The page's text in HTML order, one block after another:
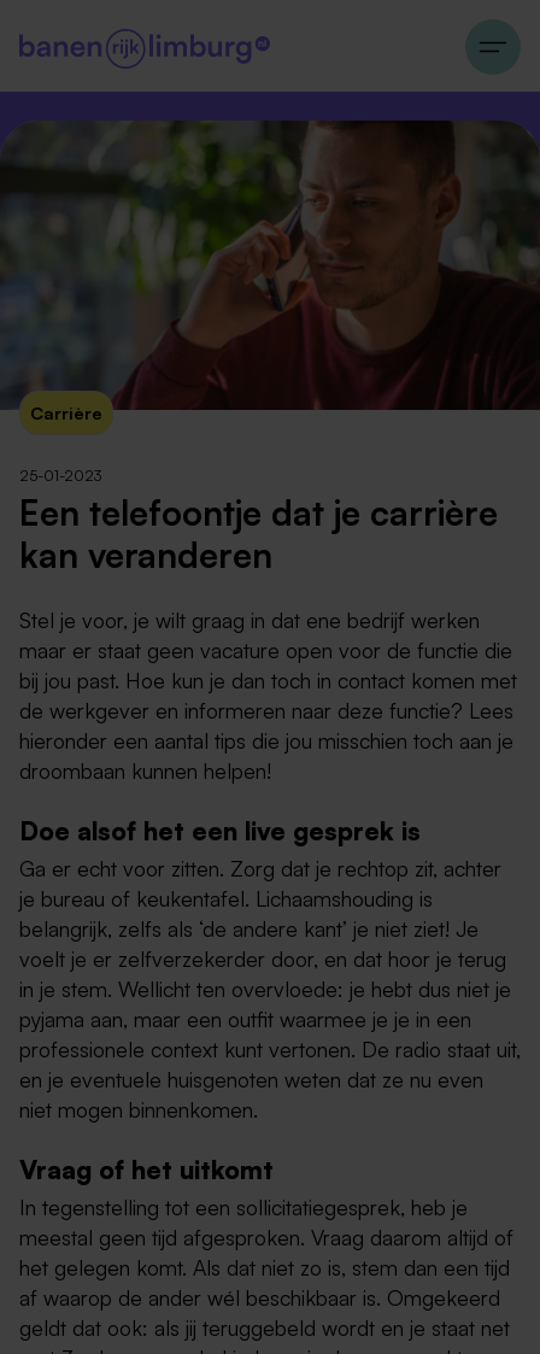
Carrière
25-01-2023
Een telefoontje dat je carrière
kan veranderen
Stel je voor, je wilt graag in dat ene bedrijf werken
maar er staat geen vacature open voor de functie die
bij jou past. Hoe kun je dan toch in contact komen met
de werkgever en informeren naar deze functie? Lees
hieronder een aantal tips die jou misschien toch aan je
droombaan kunnen helpen!
Doe alsof het een live gesprek is
Ga er echt voor zitten. Zorg dat je rechtop zit, achter
je bureau of keukentafel. Lichaamshouding is
belangrijk, zelfs als ‘de andere kant’ je niet ziet! Je
voelt je er zelfverzekerder door, en dat hoor je terug
in je stem. Wellicht ten overvloede: je hebt dus niet je
pyjama aan, maar een outfit waarmee je je in een
professionele context kunt vertonen. De radio staat uit,
en je eventuele huisgenoten weten dat ze nu even
niet mogen binnenkomen.
Vraag of het uitkomt
In tegenstelling tot een sollicitatiegesprek, heb je
meestal geen tijd afgesproken. Vraag daarom altijd of
het gelegen komt. Als dat niet zo is, stem dan een tijd
af waarop de ander wél beschikbaar is. Omgekeerd
geldt dat ook: als jij teruggebeld wordt en je staat net